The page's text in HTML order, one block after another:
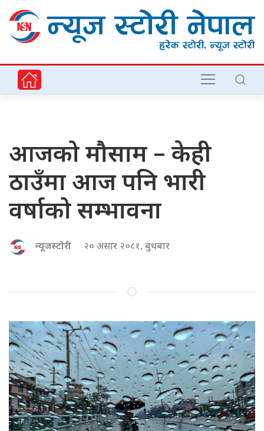
आजको मौसाम – केही
ठाउँमा आज पनि भारी
वर्षाको सम्भावना
न्यूजस्टोरी २० असार २०८१, बुधबार